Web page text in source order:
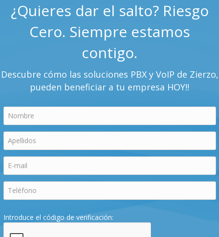
¿Quieres dar el salto? Riesgo
Cero. Siempre estamos
contigo.
Descubre cómo las soluciones PBX y VoIP de Zierzo,
pueden beneficiar a tu empresa HOY!!
Introduce el código de verificación: